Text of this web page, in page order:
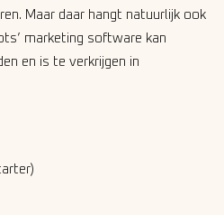
Maar daar hangt natuurlijk ook
marketing software kan
en is te verkrijgen in